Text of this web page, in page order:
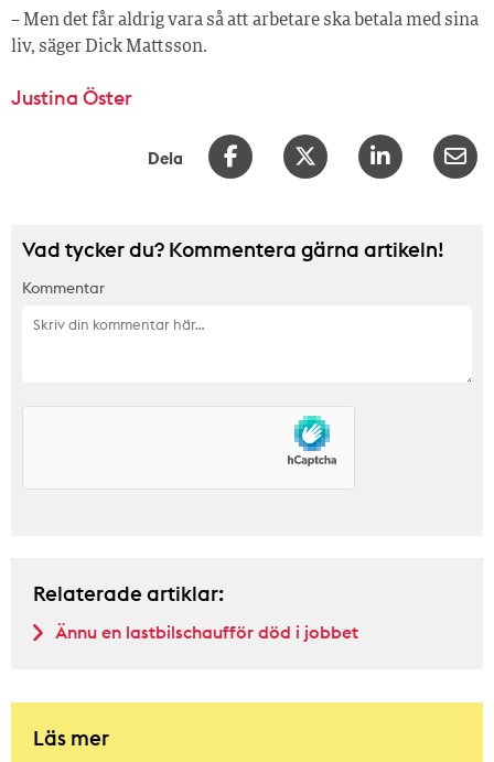
– Men det får aldrig vara så att arbetare ska betala med sina
liv, säger Dick Mattsson.
Justina Öster
Dela
Vad tycker du? Kommentera gärna artikeln!
Kommentar
Relaterade artiklar:
Ännu en lastbilschaufför död i jobbet
Läs mer